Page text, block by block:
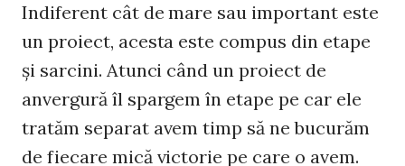
Indiferent cât de mare sau important este
un proiect, acesta este compus din etape
şi sarcini. Atunci când un proiect de
anvergură îl spargem în etape pe car ele
tratăm separat avem timp să ne bucurăm
de fiecare mică victorie pe care o avem.